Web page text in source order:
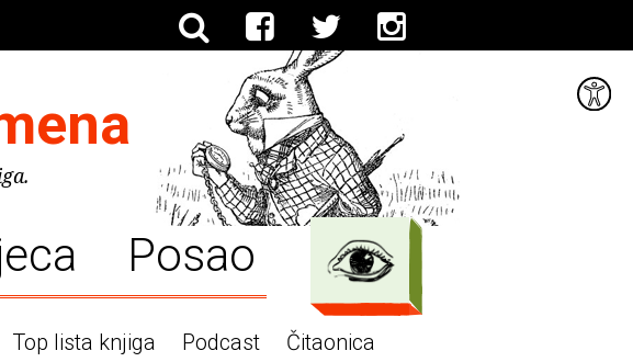
Posao
Top lista knjiga Podcast Čitaonica